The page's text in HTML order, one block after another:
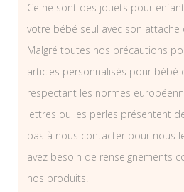
Ce ne sont des jouets pour
votre bébé seul avec son
Malgré toutes nos précautions
articles personnalisés pour bébé
respectant les normes
lettres ou les perles présentent
pas à nous contacter pour nous
avez besoin de renseignements
nos produits.